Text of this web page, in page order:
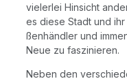
vie­ler­lei Hin­sicht
es die­se Stadt und
ßen­händ­ler und
Neue zu faszinieren.
Neben den